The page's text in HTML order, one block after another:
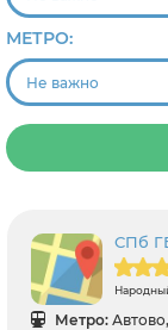
МЕТРО:
СПб
Метро: